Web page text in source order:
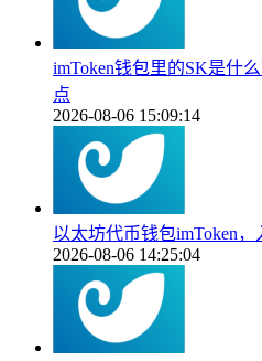
imToken钱包里的SK是什
点
2026-08-06 15:09:14
以太坊代币钱包imToken
2026-08-06 14:25:04